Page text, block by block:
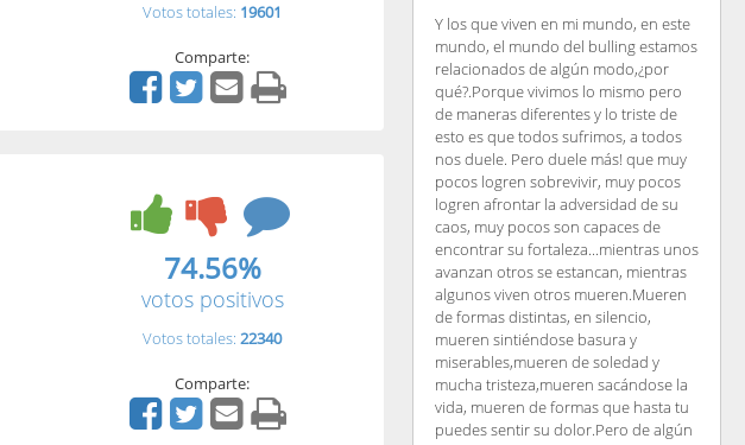
Votos totales: 19601
Comparte:
74.56%
votos positivos
Votos totales: 22340
Comparte:
Y los que viven en mi mundo, en este
mundo, el mundo del bulling estamos
relacionados de algún modo,¿por
qué?.Porque vivimos lo mismo pero
de maneras diferentes y lo triste de
esto es que todos sufrimos, a todos
nos duele. Pero duele más! que muy
pocos logren sobrevivir, muy pocos
logren afrontar la adversidad de su
caos, muy pocos son capaces de
encontrar su fortaleza...mientras unos
avanzan otros se estancan, mientras
algunos viven otros mueren.Mueren
de formas distintas, en silencio,
mueren sintiéndose basura y
miserables,mueren de soledad y
mucha tristeza,mueren sacándose la
vida, mueren de formas que hasta tu
puedes sentir su dolor.Pero de algún